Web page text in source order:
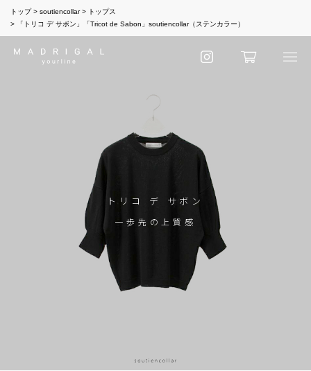
トップ soutiencollar
トップス
「トリコ デ サボン」「Tricot de Sabon」soutiencollar（ステンカラー）
トリコ デ サボン
一歩先の上質感